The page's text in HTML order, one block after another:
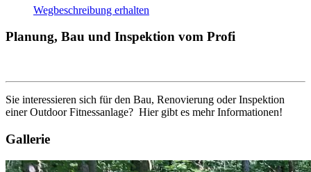
Wegbeschreibung erhalten
Planung, Bau und Inspektion vom Profi
Sie interessieren sich für den Bau, Renovierung oder Inspektion
einer Outdoor Fitnessanlage? Hier gibt es mehr Informationen!
Gallerie